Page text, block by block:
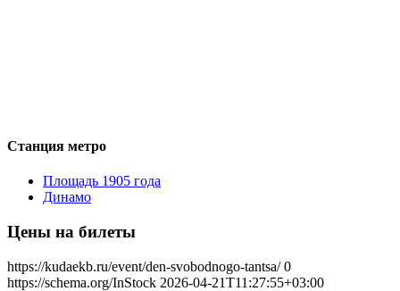
Станция метро
Площадь 1905 года
Динамо
Цены на билеты
https://kudaekb.ru/event/den-svobodnogo-tantsa/ 0
https://schema.org/InStock 2026-04-21T11:27:55+03:00